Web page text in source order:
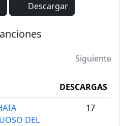
Descargar
Siguiente
DESCARGAS
DEL
17